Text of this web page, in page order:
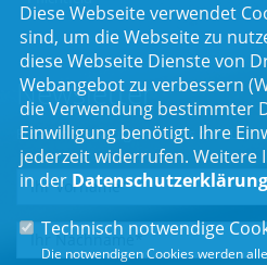
Newsletter
Erhalten Sie Neuigkeiten aus dem
Diese Webseite verwendet
sind, um die Webseite zu
diese Webseite Dienste von
Webangebot zu verbessern
die Verwendung bestimmter
Einwilligung benötigt. Ihre
jederzeit widerrufen. Weitere
in der Datenschutzerklärung
Technisch notwendige
Die notwendigen Cookies werden